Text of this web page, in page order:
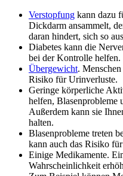
Verstopfung kann dazu
Dickdarm ansammelt,
daran hindert, sich so
Diabetes kann die
bei der Kontrolle helfen.
Übergewicht.
Risiko für Urinverluste.
Geringe körperliche
helfen, Blasenprobleme
Außerdem kann sie
halten.
Blasenprobleme treten
kann auch das Risiko
Einige Medikamente.
Wahrscheinlichkeit